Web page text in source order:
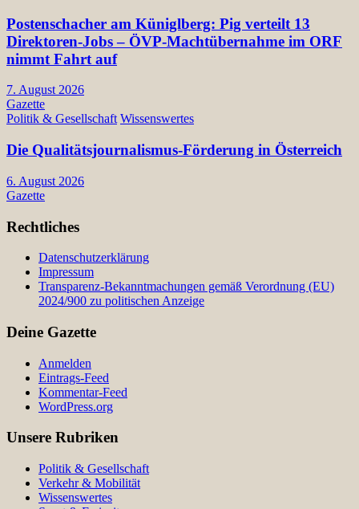
Postenschacher am Küniglberg: Pig verteilt 13
Direktoren-Jobs – ÖVP-Machtübernahme im ORF
nimmt Fahrt auf
7. August 2026
Gazette
Politik & Gesellschaft Wissenswertes
Die Qualitätsjournalismus-Förderung in Österreich
6. August 2026
Gazette
Rechtliches
Datenschutzerklärung
Impressum
Transparenz-Bekanntmachungen gemäß Verordnung (EU)
2024/900 zu politischen Anzeige
Deine Gazette
Anmelden
Eintrags-Feed
Kommentar-Feed
WordPress.org
Unsere Rubriken
Politik & Gesellschaft
Verkehr & Mobilität
Wissenswertes